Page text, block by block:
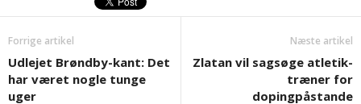
Forrige artikel
Udlejet Brøndby-kant: Det
har været nogle tunge
uger
Næste artikel
Zlatan vil sagsøge atletik-
træner for
dopingpåstande